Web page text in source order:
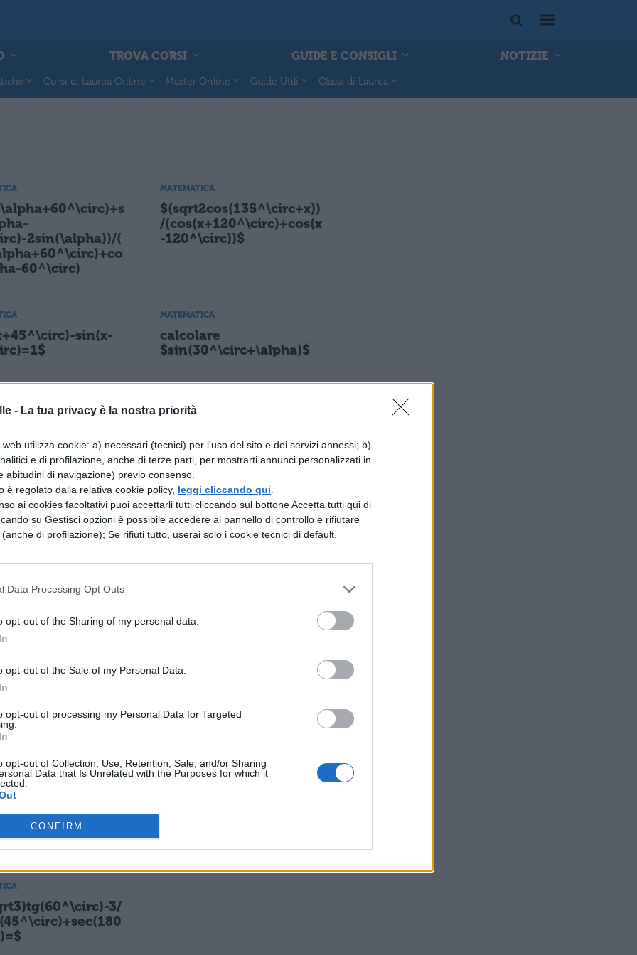
- La tua privacy è la nostra priorità
utilizza cookie: a) necessari (tecnici) per l'uso del sito e dei servizi annessi; b)
e di profilazione, anche di terze parti, per mostrarti annunci personalizzati in
abitudini di navigazione) previo consenso.
è regolato dalla relativa cookie policy, leggi cliccando qui
ai cookies facoltativi puoi accettarli tutti cliccando sul bottone Accetta tutti qui di
su Gestisci opzioni è possibile accedere al pannello di controllo e rifiutare
di profilazione); Se rifiuti tutto, userai solo i cookie tecnici di default.
Data Processing Opt Outs
opt-out of the Sharing of my personal data.
opt-out of the Sale of my Personal Data.
opt-out of processing my Personal Data for Targeted
opt-out of Collection, Use, Retention, Sale, and/or Sharing
Data that Is Unrelated with the Purposes for which it
CONFIRM
TROVA CORSI GUIDE E CONSIGLI
NOTIZIE
Corsi di Laurea Online Master Online Guide Utili Classi di Laurea
2sin(\alpha))/(
60^\circ)
MATEMATICA
$(sqrt2cos(135^\circ+x))
/(cos(x+120^\circ)+cos(x
-120^\circ))$
sin(x-
MATEMATICA
calcolare
$sin(30^\circ+\alpha)$
MATEMATICA
os^2(15^\circ)-2sin(60^\
circ)cos(60^\circ))$
il valore
arco:
MATEMATICA
Calcolare il valore
3)-
6)+2sqrt3t
$2sin(270^\circ)-3sec(18
0^\circ)+4cosec(90^\circ
((cos^
18^\circ))$
MATEMATICA
3)+tg(4/3(\pi))+3cotg(5/
3/